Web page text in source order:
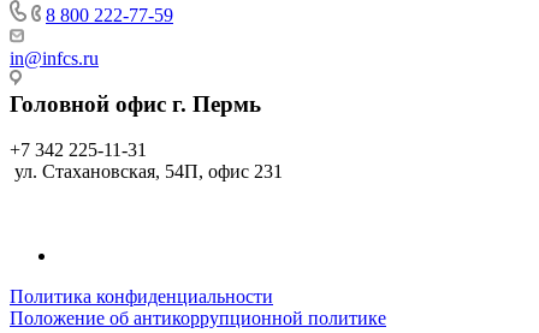
8 800 222-77-59
in@infcs.ru
Головной офис г. Пермь
+7 342 225-11-31
ул. Стахановская, 54П, офис 231
Политика конфиденциальности
Положение об антикоррупционной политике